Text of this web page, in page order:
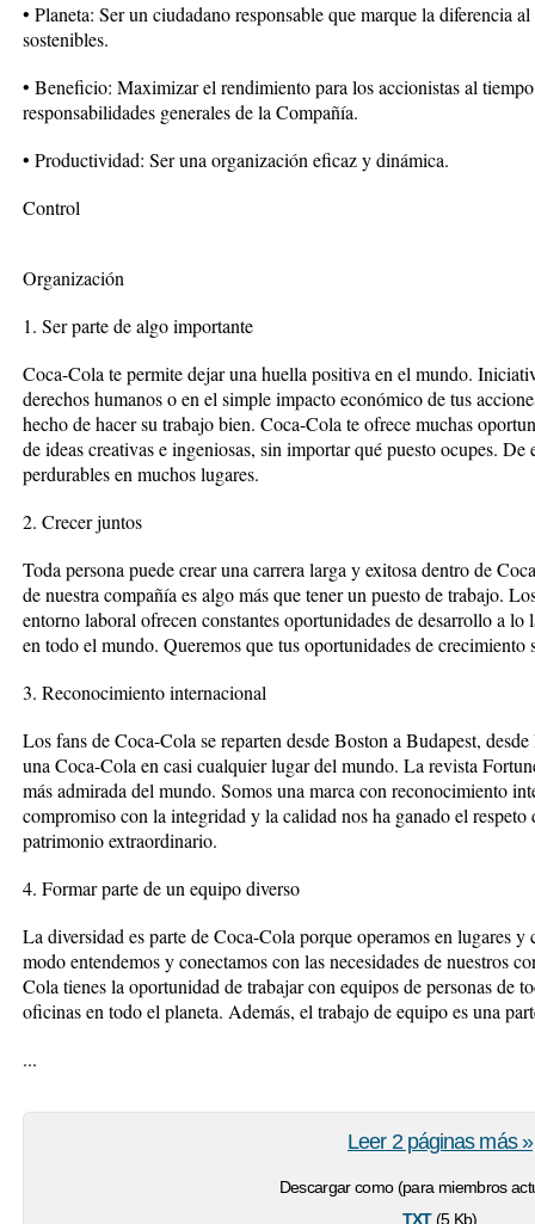
• Planeta: Ser un ciudadano responsable que marque la diferencia
sostenibles.
• Beneficio: Maximizar el rendimiento para los accionistas al tiempo
responsabilidades generales de la Compañía.
• Productividad: Ser una organización eficaz y dinámica.
Control
Organización
1. Ser parte de algo importante
Coca-Cola te permite dejar una huella positiva en el mundo.
derechos humanos o en el simple impacto económico de tus
hecho de hacer su trabajo bien. Coca-Cola te ofrece muchas
de ideas creativas e ingeniosas, sin importar qué puesto ocupes.
perdurables en muchos lugares.
2. Crecer juntos
Toda persona puede crear una carrera larga y exitosa dentro de
de nuestra compañía es algo más que tener un puesto de trabajo.
entorno laboral ofrecen constantes oportunidades de desarrollo a lo
en todo el mundo. Queremos que tus oportunidades de
3. Reconocimiento internacional
Los fans de Coca-Cola se reparten desde Boston a Budapest,
una Coca-Cola en casi cualquier lugar del mundo. La revista
más admirada del mundo. Somos una marca con reconocimiento
compromiso con la integridad y la calidad nos ha ganado el
patrimonio extraordinario.
4. Formar parte de un equipo diverso
La diversidad es parte de Coca-Cola porque operamos en lugares
modo entendemos y conectamos con las necesidades de nuestros
Cola tienes la oportunidad de trabajar con equipos de personas de
oficinas en todo el planeta. Además, el trabajo de equipo es una
...
Descargar como (para miembros
txt(5 Kb)
Leer 2 páginas más »